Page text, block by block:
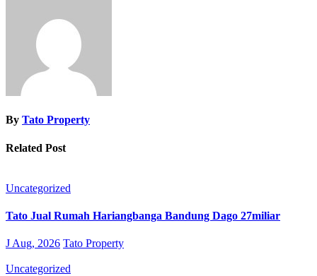
By Tato Property
Related Post
Uncategorized
Tato Jual Rumah Hariangbanga Bandung Dago 27miliar
J Aug, 2026 Tato Property
Uncategorized